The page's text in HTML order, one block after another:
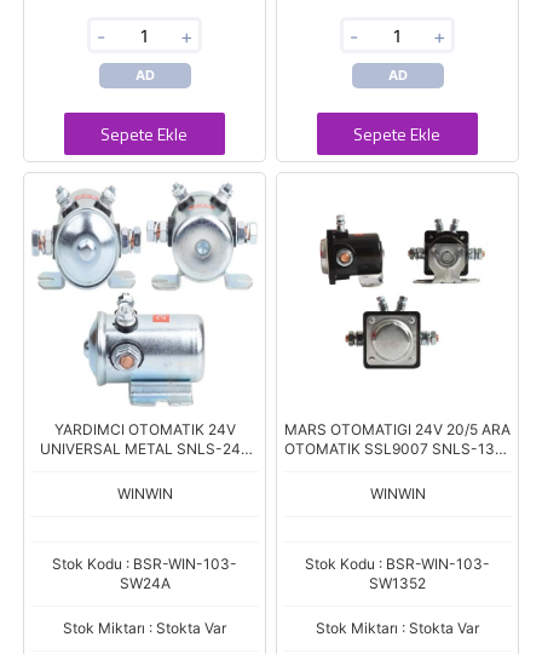
- +
AD
Sepete Ekle
- +
AD
Sepete Ekle
YARDIMCI OTOMATIK 24V
UNIVERSAL METAL SNLS-24A
WINWIN
Stok Kodu : BSR-WIN-103-
SW24A
Stok Miktarı : Stokta Var
MARS OTOMATIGI 24V 20/5 ARA
OTOMATIK SSL9007 SNLS-1352
WINWIN
Stok Kodu : BSR-WIN-103-
SW1352
Stok Miktarı : Stokta Var